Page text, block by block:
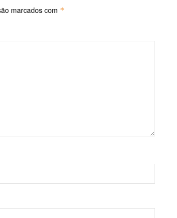
marcados com *